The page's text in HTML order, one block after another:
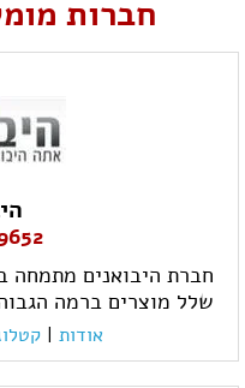
חברות
חברת היבואנים מתמחה
שלל מוצרים ברמה
אודות |